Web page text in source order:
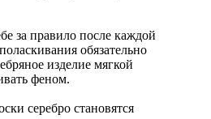
за правило после каждой
обязательно
изделие мягкой
феном.
серебро становятся